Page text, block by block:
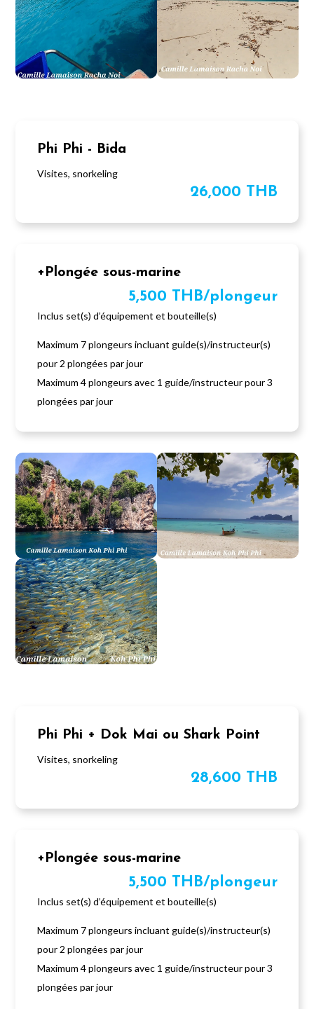
Phi Phi - Bida
Visites, snorkeling
26,000 THB
+Plongée sous-marine
5,500 THB/plongeur
Inclus set(s) d’équipement et bouteille(s)
Maximum 7 plongeurs incluant guide(s)/instructeur(s)
pour 2 plongées par jour
Maximum 4 plongeurs avec 1 guide/instructeur pour 3
plongées par jour
Phi Phi + Dok Mai ou Shark Point
Visites, snorkeling
28,600 THB
+Plongée sous-marine
5,500 THB/plongeur
Inclus set(s) d’équipement et bouteille(s)
Maximum 7 plongeurs incluant guide(s)/instructeur(s)
pour 2 plongées par jour
Maximum 4 plongeurs avec 1 guide/instructeur pour 3
plongées par jour